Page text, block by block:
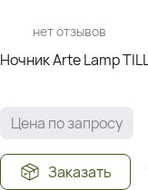
нет отзывов
Ночник Arte Lamp
Цена по запросу
Заказать